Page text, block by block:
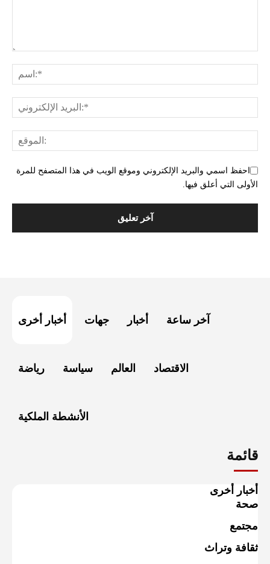
احفظ اسمي والبريد الإلكتروني وموقع الويب في هذا المتصفح للمرة
الأولى التي أعلق فيها.
أخبار أخرى جهات أخبار آخر ساعة
رياضة سياسة العالم الاقتصاد
الأنشطة الملكية
قائمة
أخبار أخرى
صحة
مجتمع
ثقافة وتراث